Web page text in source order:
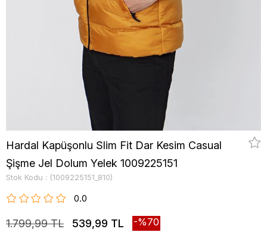
Hardal Kapüşonlu Slim Fit Dar Kesim Casual
Şişme Jel Dolum Yelek 1009225151
Stok Kodu (1009225151_810)
0.0
1.799,99 TL 539,99 TL 70